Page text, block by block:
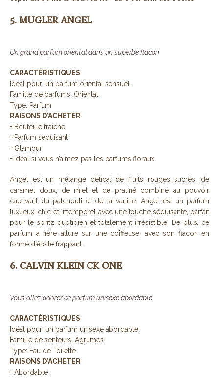
5. MUGLER ANGEL
Un grand parfum oriental dans un superbe flacon
CARACTÉRISTIQUES
Idéal pour: un parfum oriental sensuel
Famille de parfums: Oriental
Type: Parfum
RAISONS D’ACHETER
+ Bouteille fraîche
+ Parfum séduisant
+ Glamour
+ Idéal si vous n’aimez pas les parfums floraux
Angel est un mélange délicat de fruits rouges sucrés, de
caramel doux, de miel et de praliné combiné au pouvoir
captivant du patchouli et de la vanille. Angel est un parfum
luxueux, chic et intemporel avec une touche séduisante, parfait
pour le spritz quotidien et totalement irrésistible. De plus, ce
parfum a fière allure sur une coiffeuse, avec son flacon en
forme d’étoile frappant.
6. CALVIN KLEIN CK ONE
Vous allez adorer ce parfum unisexe abordable
CARACTÉRISTIQUES
Idéal pour: un parfum unisexe abordable
Famille de senteurs: Agrumes
Type: Eau de Toilette
RAISONS D’ACHETER
+ Abordable